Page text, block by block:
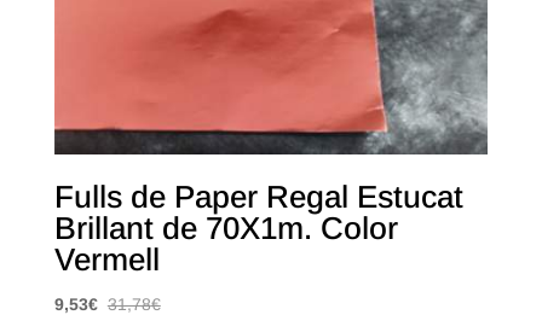
Fulls de Paper Regal Estucat
Brillant de 70X1m. Color
Vermell
9,53€ 31,78€